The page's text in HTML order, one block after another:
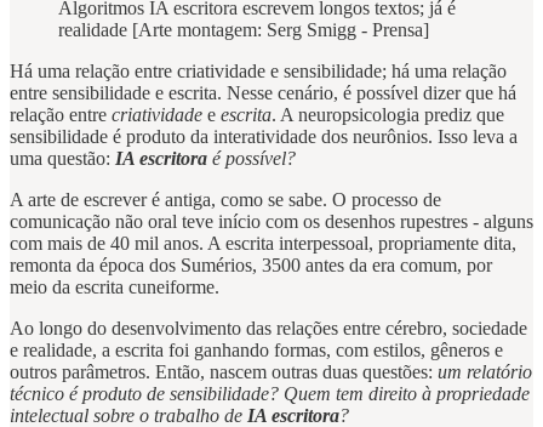
Algoritmos IA escritora escrevem longos textos; já é
realidade [Arte montagem: Serg Smigg - Prensa]
Há uma relação entre criatividade e sensibilidade; há uma relação
entre sensibilidade e escrita. Nesse cenário, é possível dizer que há
relação entre criatividade e escrita. A neuropsicologia prediz que
sensibilidade é produto da interatividade dos neurônios. Isso leva a
uma questão: IA escritora é possível?
A arte de escrever é antiga, como se sabe. O processo de
comunicação não oral teve início com os desenhos rupestres - alguns
com mais de 40 mil anos. A escrita interpessoal, propriamente dita,
remonta da época dos Sumérios, 3500 antes da era comum, por
meio da escrita cuneiforme.
Ao longo do desenvolvimento das relações entre cérebro, sociedade
e realidade, a escrita foi ganhando formas, com estilos, gêneros e
outros parâmetros. Então, nascem outras duas questões: um relatório
técnico é produto de sensibilidade? Quem tem direito à propriedade
intelectual sobre o trabalho de IA escritora?